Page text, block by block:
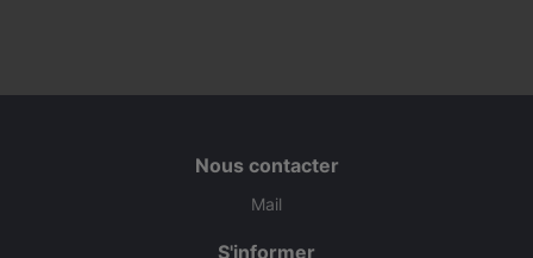
Nous contacter
Mail
S'informer